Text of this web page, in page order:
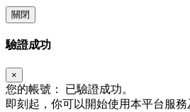
關閉
驗證成功
×
您的帳號：
已驗證成功。
即刻起，你可以開始使用本平台服務